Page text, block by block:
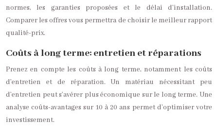
normes, les garanties proposées et le délai d’installation.
Comparer les offres vous permettra de choisir le meilleur rapport
qualité-prix.
Coûts à long terme: entretien et réparations
Prenez en compte les coûts à long terme, notamment les coûts
d’entretien et de réparation. Un matériau nécessitant peu
d’entretien peut s’avérer plus économique sur le long terme. Une
analyse coûts-avantages sur 10 à 20 ans permet d’optimiser votre
investissement.